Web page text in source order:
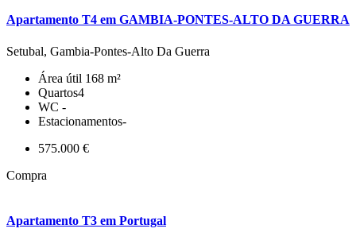
Apartamento T4 em GAMBIA-PONTES-ALTO DA GUERRA
Setubal, Gambia-Pontes-Alto Da Guerra
Área útil 168 m²
Quartos4
WC -
Estacionamentos-
575.000 €
Compra
Apartamento T3 em Portugal